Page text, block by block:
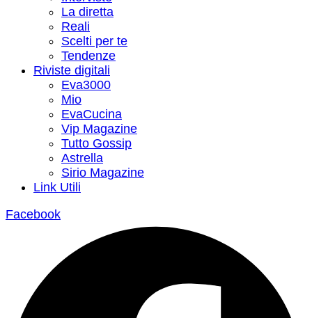
La diretta
Reali
Scelti per te
Tendenze
Riviste digitali
Eva3000
Mio
EvaCucina
Vip Magazine
Tutto Gossip
Astrella
Sirio Magazine
Link Utili
Facebook